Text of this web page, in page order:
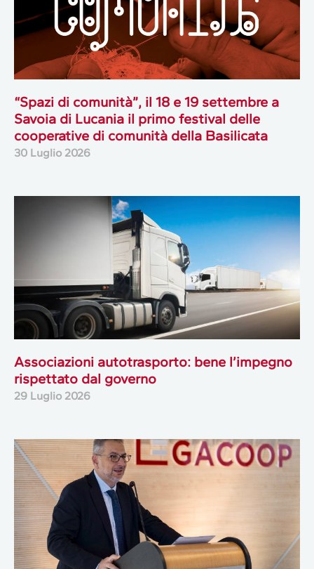
“Spazi di comunità”, il 18 e 19 settembre a
Savoia di Lucania il primo festival delle
cooperative di comunità della Basilicata
30 Luglio 2026
Associazioni autotrasporto: bene l’impegno
rispettato dal governo
29 Luglio 2026